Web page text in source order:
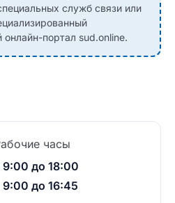
служб связи или
онлайн-портал sud.online.
часы
9:00 до 18:00
9:00 до 16:45